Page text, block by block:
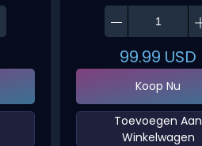
99.99 USD
Koop Nu
‌Toevoegen Aan
Winkelwagen‌